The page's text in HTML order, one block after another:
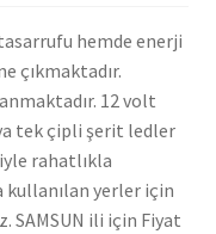
Expand
menu
hemde enerji
çıkmaktadır.
12 volt
tek çipli şerit ledler
rahatlıkla
kullanılan yerler için
SAMSUN ili için Fiyat